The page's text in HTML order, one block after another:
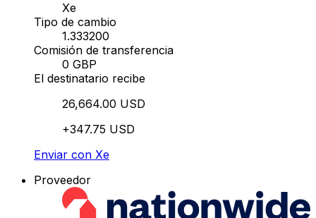
Xe
Tipo de cambio
1.333200
Comisión de transferencia
0 GBP
El destinatario recibe
26,664.00 USD
+347.75 USD
Enviar con Xe
Proveedor